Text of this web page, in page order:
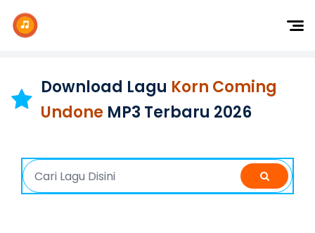
Dangdut
Barat
Download Lagu Korn Coming
Undone MP3 Terbaru 2026